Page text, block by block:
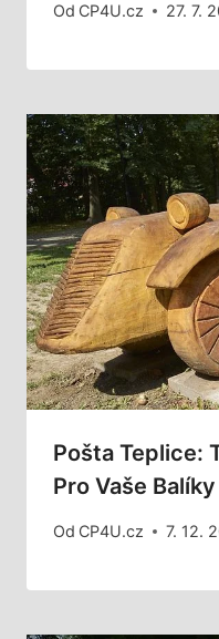
Od CP4U.cz 27. 7.
Pošta Teplice:
Pro Vaše Balíky
Od CP4U.cz 7. 12.